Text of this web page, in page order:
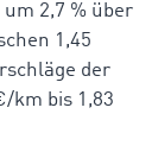
2,7 % über
1,45
der
km bis 1,83